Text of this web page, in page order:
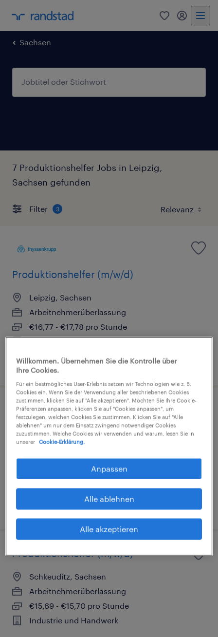
0 Mein
Sachsen
7 Produktionshelfer Jobs in Leipzig,
Sachsen gefunden
Filter 3
Produktionshelfer (m/w/d)
Leipzig, Sachsen
Arbeitnehmerüberlassung
€16,77 - €17,78 pro Stunde
Industrie und Handwerk
27. Juli 2026
Produktionshelfer (m/w/d)
Delitzsch, Sachsen
Arbeitnehmerüberlassung
€14,96 - €16,50 pro Stunde
Industrie und Handwerk
2. August 2026
Produktionshelfer (m/w/d)
Schkeuditz, Sachsen
Arbeitnehmerüberlassung
€15,69 - €15,70 pro Stunde
Industrie und Handwerk
Willkommen. Übernehmen Sie die Kontrolle über
Ihre Cookies.
Für ein bestmögliches User-Erlebnis setzen wir Technologien wie z. B.
Cookies ein. Wenn Sie der Verwendung aller beschriebenen Cookies
zustimmen, klicken Sie auf "Alle akzeptieren". Möchten Sie Ihre Cookie-
Präferenzen anpassen, klicken Sie auf "Cookies anpassen", um
festzulegen, welchen Cookies Sie zustimmen. Klicken Sie auf "Alle
ablehnen" um nur dem Einsatz zwingend notwendiger Cookies
zuzustimmen. Welche Cookies wir verwenden und warum, lesen Sie in
unserer
Cookie-Erklärung.
Anpassen
Alle ablehnen
Alle akzeptieren